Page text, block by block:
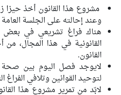
مشروع هذا القانون أخذ حيزا
وعند إحالته على الجلسة
هناك فراغ تشريعي في بعض
القانونية في هذا المجال،
القانون.
لايوجد فصل اليوم بين صحة
لتوحيد القوانين وتلافي الفراغ
لابّد من تمرير مشروع هذا